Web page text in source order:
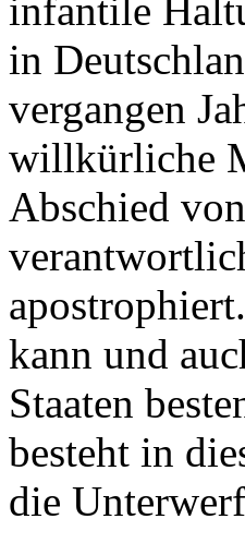
infantile
in
vergangen
willkürliche
Abschied
kann und
Staaten
besteht in
die